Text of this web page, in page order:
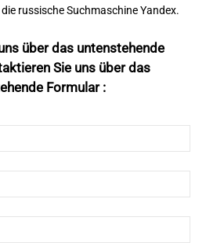
russische Suchmaschine Yandex.
über das untenstehende
Sie uns über das
Formular :